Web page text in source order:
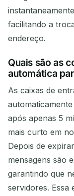
facilitando a
endereço.
Quais são as
automática
As caixas de
após apenas 5
mais curto em
Depois de
mensagens são
garantindo que
servidores. Essa